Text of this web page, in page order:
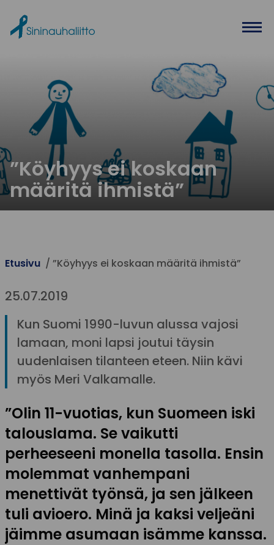
”Köyhyys ei koskaan
määritä ihmistä”
Etusivu ”Köyhyys ei koskaan määritä ihmistä”
25.07.2019
Kun Suomi 1990-luvun alussa vajosi
lamaan, moni lapsi joutui täysin
uudenlaisen tilanteen eteen. Niin kävi
myös Meri Valkamalle.
”Olin 11-vuotias, kun Suomeen iski
talouslama. Se vaikutti
perheeseeni monella tasolla. Ensin
molemmat vanhempani
menettivät työnsä, ja sen jälkeen
tuli avioero. Minä ja kaksi veljeäni
jäimme asumaan isämme kanssa.